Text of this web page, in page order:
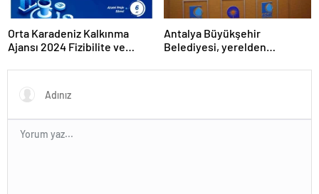
Orta Karadeniz Kalkınma
Ajansı 2024 Fizibilite ve
İlan Etti
Antalya Büyükşehir
Belediyesi, yerelden